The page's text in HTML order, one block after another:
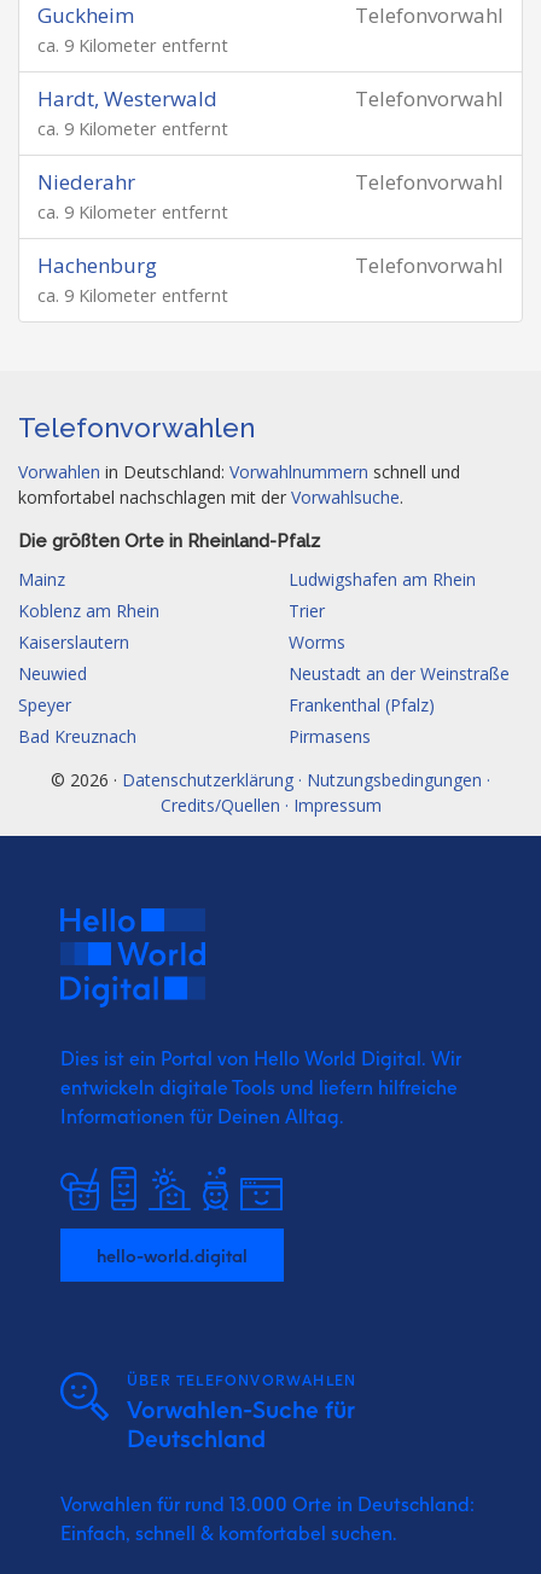
Telefonvorwahl
Guckheim
ca. 9 Kilometer entfernt
Telefonvorwahl
Hardt, Westerwald
ca. 9 Kilometer entfernt
Telefonvorwahl
Niederahr
ca. 9 Kilometer entfernt
Telefonvorwahl
Hachenburg
ca. 9 Kilometer entfernt
Telefonvorwahlen
Vorwahlen in Deutschland: Vorwahlnummern schnell und
komfortabel nachschlagen mit der Vorwahlsuche.
Die größten Orte in Rheinland-Pfalz
Mainz
Ludwigshafen am Rhein
Koblenz am Rhein
Trier
Kaiserslautern
Worms
Neuwied
Neustadt an der Weinstraße
Speyer
Frankenthal (Pfalz)
Bad Kreuznach
Pirmasens
© 2026 · Datenschutzerklärung · Nutzungsbedingungen ·
Credits/Quellen · Impressum
Dies ist ein Portal von Hello World Digital. Wir
entwickeln digitale Tools und liefern hilfreiche
Informationen für Deinen Alltag.
hello-world.digital
ÜBER TELEFONVORWAHLEN
Vorwahlen-Suche für
Deutschland
Vorwahlen für rund 13.000 Orte in Deutschland:
Einfach, schnell & komfortabel suchen.